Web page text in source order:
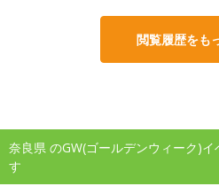
閲覧履歴をも
奈良県 のGW(ゴールデンウィーク)
す